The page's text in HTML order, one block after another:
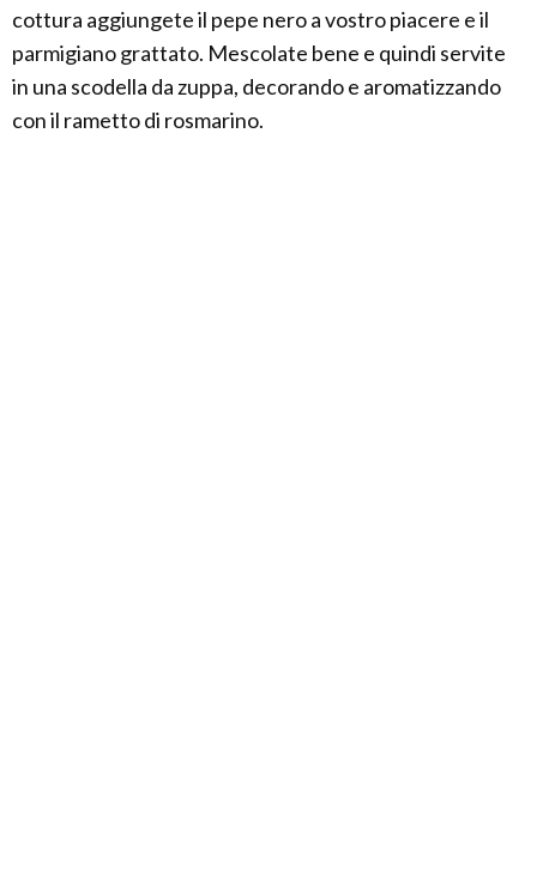
cottura aggiungete il pepe nero a vostro piacere e il
parmigiano grattato. Mescolate bene e quindi servite
in una scodella da zuppa, decorando e aromatizzando
con il rametto di rosmarino.